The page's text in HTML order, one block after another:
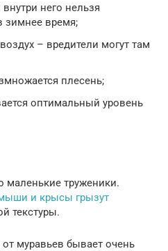
него нельзя
зимнее время;
– вредители могут там
плесень;
оптимальный уровень
маленькие труженики.
и крысы грызут
текстуры.
муравьев бывает очень